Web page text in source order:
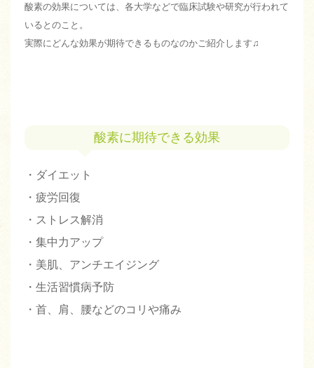
酸素の効果については、各大学などで臨床試験や研究が行われて
いるとのこと。
実際にどんな効果が期待できるものなのかご紹介します♫
酸素に期待できる効果
・ダイエット
・疲労回復
・ストレス解消
・集中力アップ
・美肌、アンチエイジング
・生活習慣病予防
・首、肩、腰などのコリや痛み